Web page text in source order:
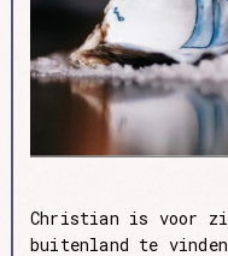
Christian is voor
buitenland te